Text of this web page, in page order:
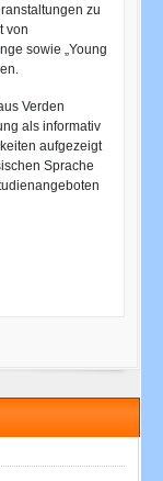
zu
von
sowie „Young
Verden
als informativ
aufgezeigt
Sprache